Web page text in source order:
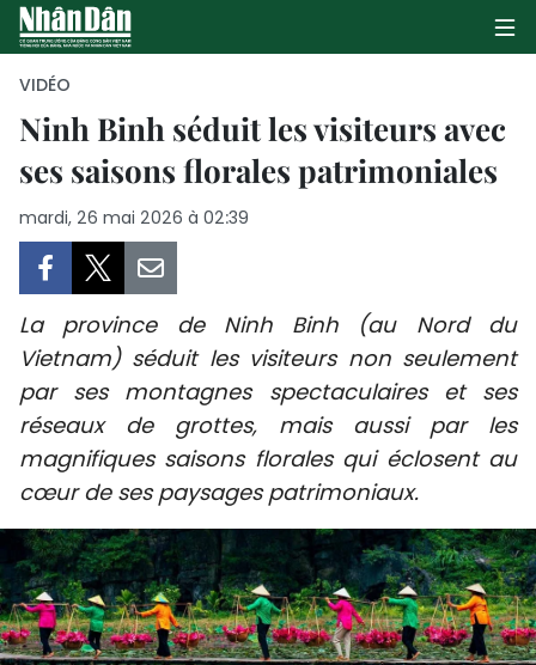
PAGE D'ACCUEIL
POLITIQUE
SOCIÉTÉ
CULTURE
TOURISME
ENVIRONNEMENT
SPORT
FRANCOPHONIE
VIDÉO
Ninh Binh séduit les visiteurs avec
ses saisons florales patrimoniales
mardi, 26 mai 2026 à 02:39
La province de Ninh Binh (au Nord du
Vietnam) séduit les visiteurs non seulement
par ses montagnes spectaculaires et ses
réseaux de grottes, mais aussi par les
magnifiques saisons florales qui éclosent au
cœur de ses paysages patrimoniaux.